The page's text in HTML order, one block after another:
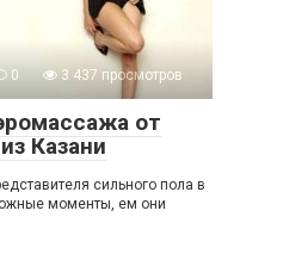
0 3 437 просмотров
от
Казани
сильного пола в
моменты, ем они